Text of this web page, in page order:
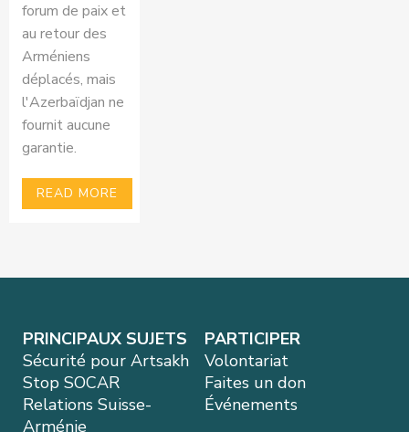
forum de paix et
au retour des
Arméniens
déplacés, mais
l'Azerbaïdjan ne
fournit aucune
garantie.
READ MORE
PRINCIPAUX SUJETS
Sécurité pour Artsakh
Stop SOCAR
Relations Suisse-
Arménie
PARTICIPER
Volontariat
Faites un don
Événements